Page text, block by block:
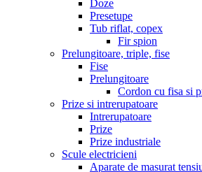
Doze
Presetupe
Tub riflat, copex
Fir spion
Prelungitoare, triple, fise
Fise
Prelungitoare
Cordon cu fisa si
Prize si intrerupatoare
Intrerupatoare
Prize
Prize industriale
Scule electricieni
Aparate de masurat